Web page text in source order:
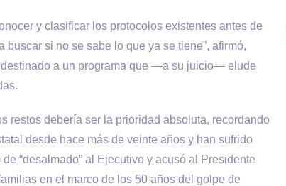
y clasificar los protocolos existentes antes de
si no se sabe lo que ya se tiene”, afirmó,
a un programa que —a su juicio— elude
restos debería ser la prioridad absoluta, recordando
desde hace más de veinte años y han sufrido
“desalmado” al Ejecutivo y acusó al Presidente
en el marco de los 50 años del golpe de